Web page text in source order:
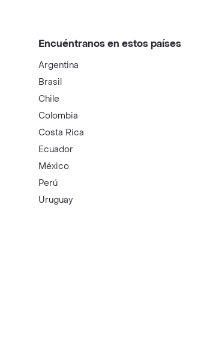
Encuéntranos en estos países
Argentina
Brasil
Chile
Colombia
Costa Rica
Ecuador
México
Perú
Uruguay